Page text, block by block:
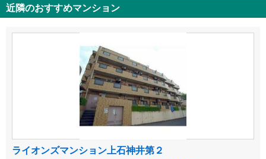
近隣のおすすめマンション
ライオンズマンション上石神井第２